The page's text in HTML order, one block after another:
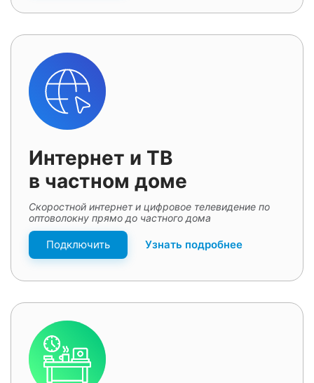
Интернет и ТВ
в частном доме
Скоростной интернет и цифровое телевидение по
оптоволокну прямо до частного дома
Подключить Узнать подробнее